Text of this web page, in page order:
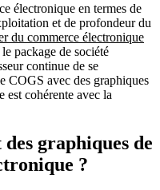
électronique en termes de
et de profondeur du
du commerce électronique
package de société
continue de se
COGS avec des graphiques
est cohérente avec la
graphiques de
?